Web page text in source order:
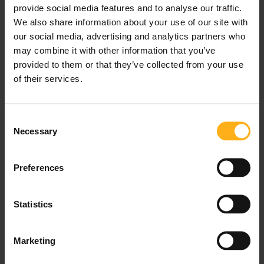
provide social media features and to analyse our traffic.
We also share information about your use of our site with
our social media, advertising and analytics partners who
may combine it with other information that you’ve
provided to them or that they’ve collected from your use
of their services.
Necessary
Preferences
Statistics
Marketing
con una cerveza, ya sea para el almuerzo o la cena.
Este plato típico de montaña o de granjero se
compone de fideos de huevo hechos a mano,
generalmente mezclados con un queso de sabor
intenso y coronados con cebollino y cebollas fritas.
Schweinsbraten (Cerdo asado)